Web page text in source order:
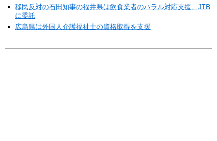
移民反対の石田知事の福井県は飲食業者のハラル対応支援、JTB
に委託
広島県は外国人介護福祉士の資格取得を支援